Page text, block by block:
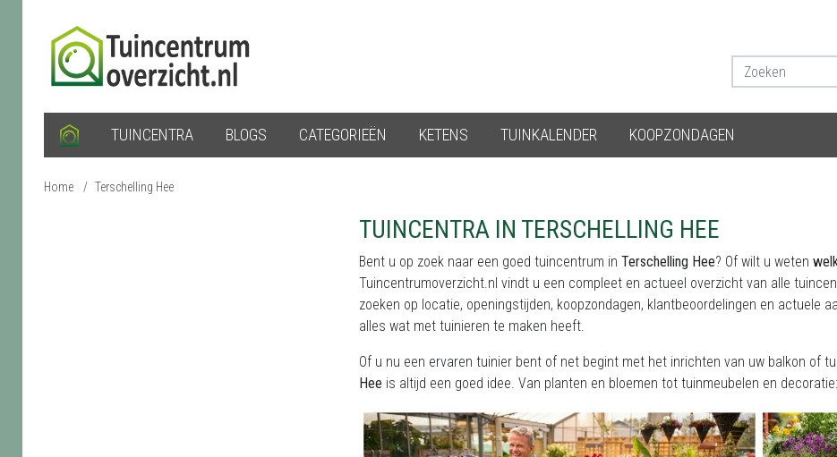
TUINCENTRA BLOGS CATEGORIEËN KETENS TUINKALENDER KOOPZONDAGEN
Home / Terschelling Hee
TUINCENTRA IN TERSCHELLING HEE
Bent u op zoek naar een goed tuincentrum in Terschelling Hee? Of wilt u weten
Tuincentrumoverzicht.nl vindt u een compleet en actueel overzicht van alle
zoeken op locatie, openingstijden, koopzondagen, klantbeoordelingen en actuele
alles wat met tuinieren te maken heeft.
Of u nu een ervaren tuinier bent of net begint met het inrichten van uw balkon of
Hee is altijd een goed idee. Van planten en bloemen tot tuinmeubelen en